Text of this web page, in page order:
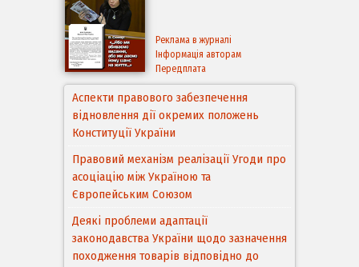
Реклама в журналі
Інформація авторам
Передплата
Аспекти правового забезпечення
відновлення дії окремих положень
Конституції України
Правовий механізм реалізації Угоди про
асоціацію між Україною та
Європейським Cоюзом
Деякі проблеми адаптації
законодавства України щодо зазначення
походження товарів відповідно до
Угоди про торговельні аспекти прав
інтелектуальної власності (TRIPS) у